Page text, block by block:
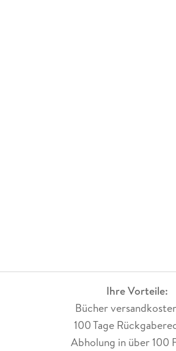
Ihre Vorteile:
Bücher
100 Tage
Abholung in über 100